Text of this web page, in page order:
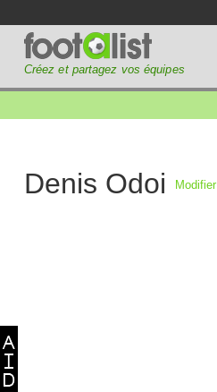
Créez et partagez vos équipes
Denis Odoi Modifier